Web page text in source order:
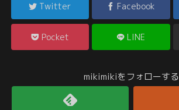
Twitter Facebook
Pocket LINE
mikimikiをフォローする